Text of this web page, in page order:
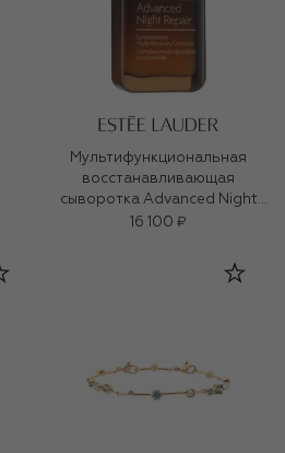
Мультифункциональная
восстанавливающая
сыворотка Advanced Night
Repair (50ml)
16 100 ₽